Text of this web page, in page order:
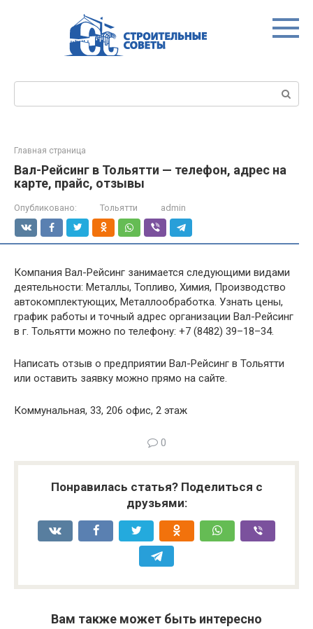
Главная страница
Вал-Рейсинг в Тольятти — телефон, адрес на
карте, прайс, отзывы
Опубликовано: Тольятти admin
Компания Вал-Рейсинг занимается следующими видами
деятельности: Металлы, Топливо, Химия, Производство
автокомплектующих, Металлообработка. Узнать цены,
график работы и точный адрес организации Вал-Рейсинг
в г. Тольятти можно по телефону: +7 (8482) 39–18–34.
Написать отзыв о предприятии Вал-Рейсинг в Тольятти
или оставить заявку можно прямо на сайте.
Коммунальная, 33, 206 офис, 2 этаж
0
Понравилась статья? Поделиться с
друзьями:
Вам также может быть интересно